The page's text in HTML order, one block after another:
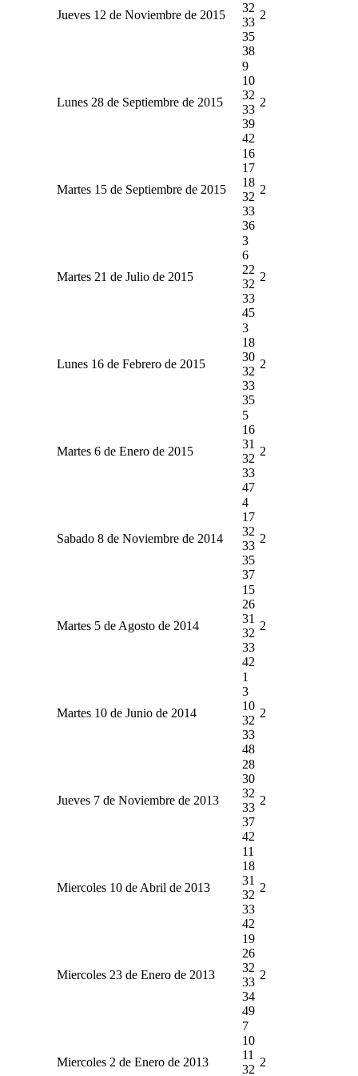
Jueves 12 de Noviembre de 2015
32
33
35
38
2
Lunes 28 de Septiembre de 2015
9
10
32
33
39
42
2
Martes 15 de Septiembre de 2015
16
17
18
32
33
36
2
Martes 21 de Julio de 2015
3
6
22
32
33
45
2
Lunes 16 de Febrero de 2015
3
18
30
32
33
35
2
Martes 6 de Enero de 2015
5
16
31
32
33
47
2
Sabado 8 de Noviembre de 2014
4
17
32
33
35
37
2
Martes 5 de Agosto de 2014
15
26
31
32
33
42
2
Martes 10 de Junio de 2014
1
3
10
32
33
48
2
Jueves 7 de Noviembre de 2013
28
30
32
33
37
42
2
Miercoles 10 de Abril de 2013
11
18
31
32
33
42
2
Miercoles 23 de Enero de 2013
19
26
32
33
34
49
2
Miercoles 2 de Enero de 2013
7
10
11
32
2